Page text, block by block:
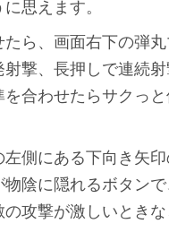
思えます。
たら、画面右下の弾
撃、長押しで連続射
を合わせたらサクっ
左側にある下向き矢
物陰に隠れるボタン
の攻撃が激しいときな